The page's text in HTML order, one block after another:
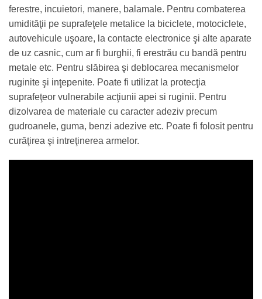
ferestre, incuietori, manere, balamale. Pentru combaterea
umidităţii pe suprafeţele metalice la biciclete, motociclete,
autovehicule uşoare, la contacte electronice şi alte aparate
de uz casnic, cum ar fi burghii, fi erestrău cu bandă pentru
metale etc. Pentru slăbirea şi deblocarea mecanismelor
ruginite şi inţepenite. Poate fi utilizat la protecţia
suprafeţeor vulnerabile acţiunii apei si ruginii. Pentru
dizolvarea de materiale cu caracter adeziv precum
gudroanele, guma, benzi adezive etc. Poate fi folosit pentru
curăţirea şi intreţinerea armelor.